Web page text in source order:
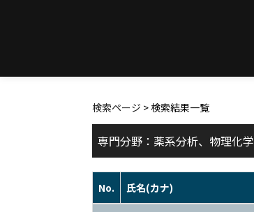
検索ページ > 検索結果一覧
専門分野：薬系分析、物理化学
No. 氏名(カナ)